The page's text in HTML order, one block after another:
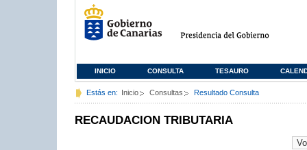
INICIO CONSULTA TESAURO
Estás en: Inicio Consultas Resultado Consulta
RECAUDACION TRIBUTARIA